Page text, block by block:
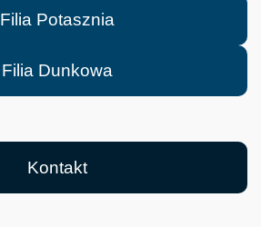
Filia Potasznia
Filia Dunkowa
Kontakt